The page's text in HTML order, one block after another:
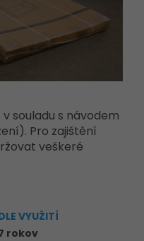
souladu s návodem
Pro zajištění
veškeré
VYUŽITÍ
rokov